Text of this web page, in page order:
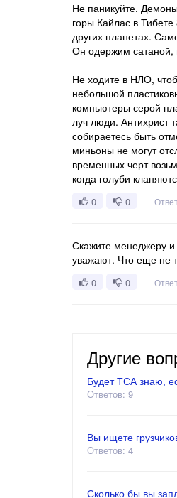
Не паникуйте.
горы Кайлас в
других планетах.
Он одержим сатаной,
Не ходите в НЛО,
небольшой
компьютеры серой
луч люди. Антихрист
собираетесь быть
миньоны не могут
временных черт
когда голуби
0 0
Скажите менеджеру и
уважают. Что еще не
0 0
Другие
Будет ТСА знаю,
Ответов: 9
Вы ищете
Ответов: 4
Сколько бы вы